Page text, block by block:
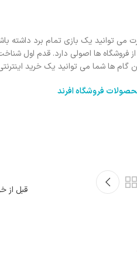
توانید یک بازی تمام برد داشته
ها اصولی دارد. قدم اول
ها شما می توانید یک خرید
فروشگاه افرند
قبل از خرید